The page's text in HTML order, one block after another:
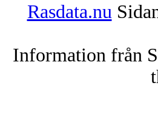
Rasdata.nu
Information från